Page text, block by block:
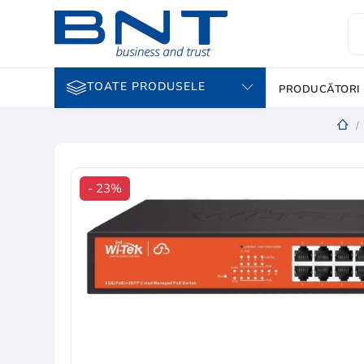
TOATE PRODUSELE PRODUCĂTORI
/
- 23%